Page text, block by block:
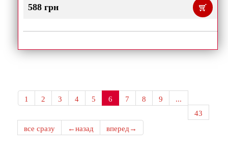
588 грн
1 2 3 4 5 6 7 8 9
...
43
все сразу
←назад вперед→